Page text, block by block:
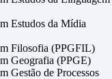
Estudos da Mídia
Filosofia (PPGFIL)
Geografia (PPGE)
Gestão de Processos